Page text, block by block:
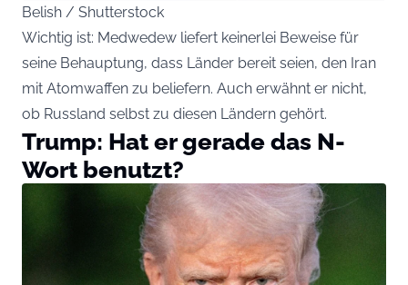
Belish / Shutterstock
Wichtig ist: Medwedew liefert keinerlei Beweise für
seine Behauptung, dass Länder bereit seien, den Iran
mit Atomwaffen zu beliefern. Auch erwähnt er nicht,
ob Russland selbst zu diesen Ländern gehört.
Trump: Hat er gerade das N-
Wort benutzt?